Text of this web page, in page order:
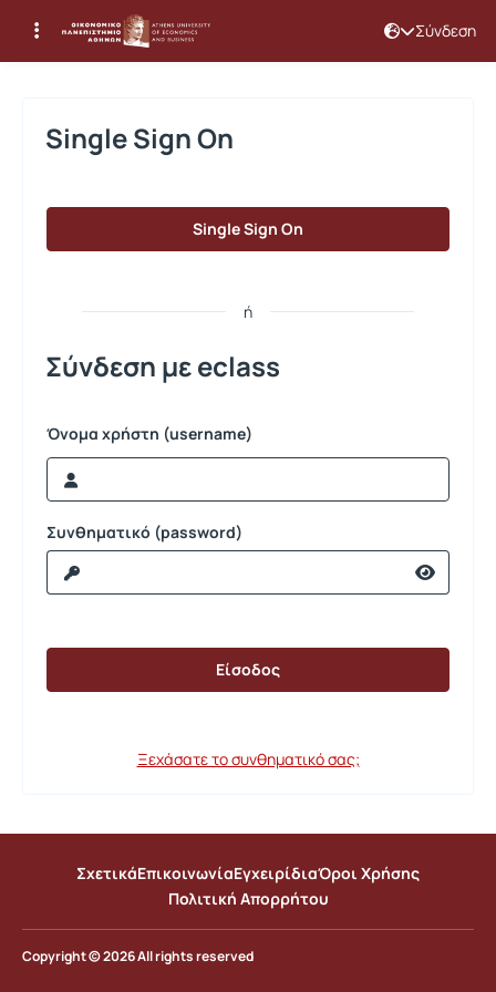
Σύνδεση
Σύνδεση
Single Sign On
Single Sign On
ή
Σύνδεση με eclass
Όνομα χρήστη (username)
Συνθηματικό (password)
Ξεχάσατε το συνθηματικό σας;
ΣχετικάΕπικοινωνίαΕγχειρίδιαΌροι Χρήσης
Πολιτική Απορρήτου
Copyright © 2026 All rights reserved